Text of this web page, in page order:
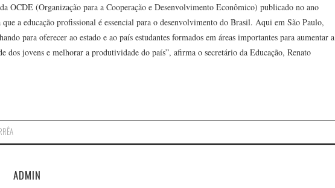
OCDE (Organização para a Cooperação e Desenvolvimento Econômico) publicado no ano
que a educação profissional é essencial para o desenvolvimento do Brasil. Aqui em São Paulo,
para oferecer ao estado e ao país estudantes formados em áreas importantes para aumentar a
dos jovens e melhorar a produtividade do país”, afirma o secretário da Educação, Renato
ADMIN